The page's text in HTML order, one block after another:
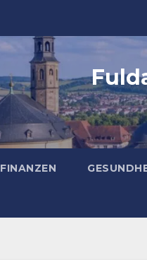
FINANZEN